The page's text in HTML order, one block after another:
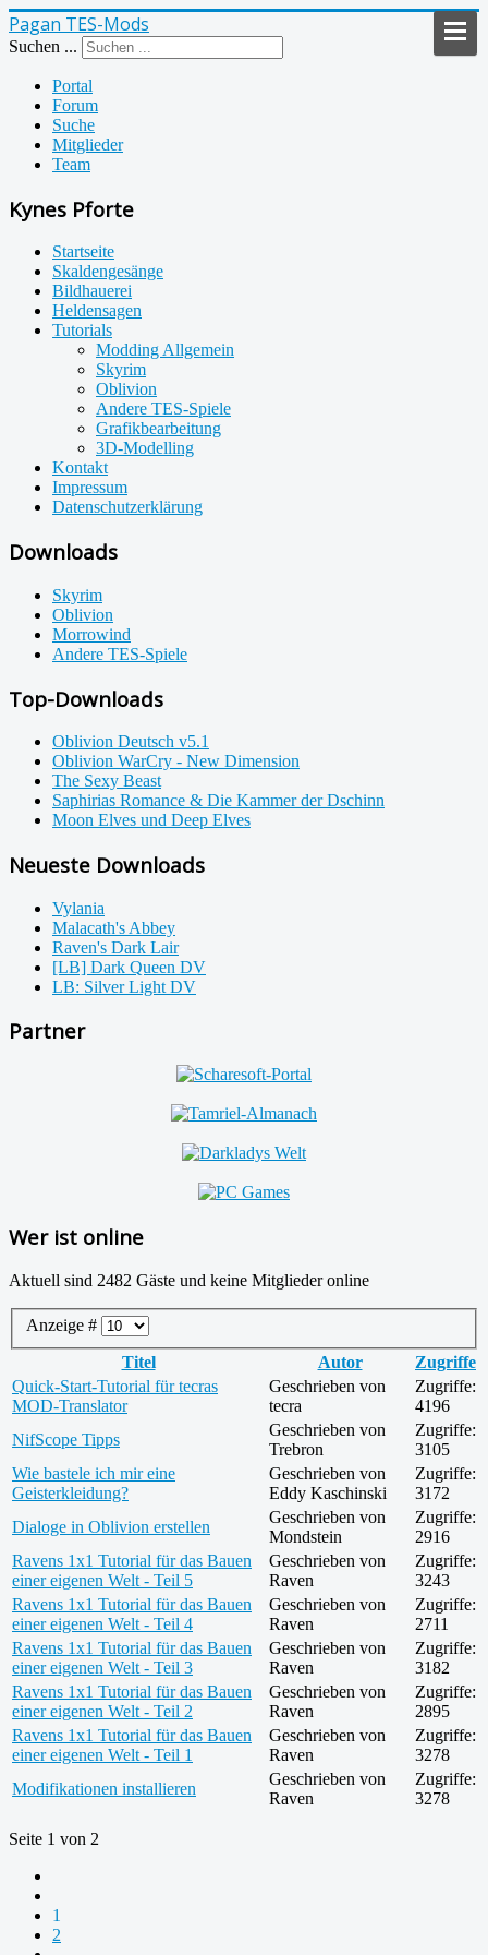
Pagan TES-Mods
Suchen ...
Portal
Forum
Suche
Mitglieder
Team
Kynes Pforte
Startseite
Skaldengesänge
Bildhauerei
Heldensagen
Tutorials
Modding Allgemein
Skyrim
Oblivion
Andere TES-Spiele
Grafikbearbeitung
3D-Modelling
Kontakt
Impressum
Datenschutzerklärung
Downloads
Skyrim
Oblivion
Morrowind
Andere TES-Spiele
Top-Downloads
Oblivion Deutsch v5.1
Oblivion WarCry - New Dimension
The Sexy Beast
Saphirias Romance & Die Kammer der Dschinn
Moon Elves und Deep Elves
Neueste Downloads
Vylania
Malacath's Abbey
Raven's Dark Lair
[LB] Dark Queen DV
LB: Silver Light DV
Partner
Wer ist online
Aktuell sind 2482 Gäste und keine Mitglieder online
Anzeige #
Titel
Autor
Zugriffe
Quick-Start-Tutorial für tecras
MOD-Translator
Geschrieben von
tecra
Zugriffe:
4196
NifScope Tipps
Geschrieben von
Trebron
Zugriffe:
3105
Wie bastele ich mir eine
Geisterkleidung?
Geschrieben von
Eddy Kaschinski
Zugriffe:
3172
Dialoge in Oblivion erstellen
Geschrieben von
Mondstein
Zugriffe:
2916
Ravens 1x1 Tutorial für das Bauen
einer eigenen Welt - Teil 5
Geschrieben von
Raven
Zugriffe:
3243
Ravens 1x1 Tutorial für das Bauen
einer eigenen Welt - Teil 4
Geschrieben von
Raven
Zugriffe:
2711
Ravens 1x1 Tutorial für das Bauen
einer eigenen Welt - Teil 3
Geschrieben von
Raven
Zugriffe:
3182
Ravens 1x1 Tutorial für das Bauen
einer eigenen Welt - Teil 2
Geschrieben von
Raven
Zugriffe:
2895
Ravens 1x1 Tutorial für das Bauen
einer eigenen Welt - Teil 1
Geschrieben von
Raven
Zugriffe:
3278
Modifikationen installieren
Geschrieben von
Raven
Zugriffe:
3278
Seite 1 von 2
1
2